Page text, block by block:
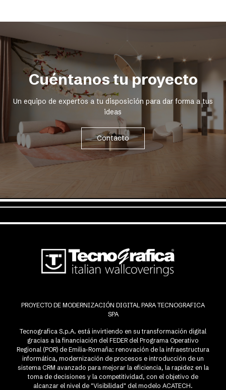
Cuéntanos tu proyecto
Un equipo de expertos a tu disposición para dar forma a tus
ideas
Contacto
PROYECTO DE MODERNIZACIÓN DIGITAL PARA TECNOGRAFICA
SPA
Tecnografica S.p.A. está invirtiendo en su transformación digital
gracias a la financiación del FEDER del Programa Operativo
Regional (POR) de Emilia-Romaña: renovación de la infraestructura
informática, modernización de procesos e introducción de un
sistema CRM avanzado para mejorar la eficiencia, la rapidez en la
toma de decisiones y la competitividad, con el objetivo de
alcanzar el nivel de "Visibilidad" del modelo ACATECH.